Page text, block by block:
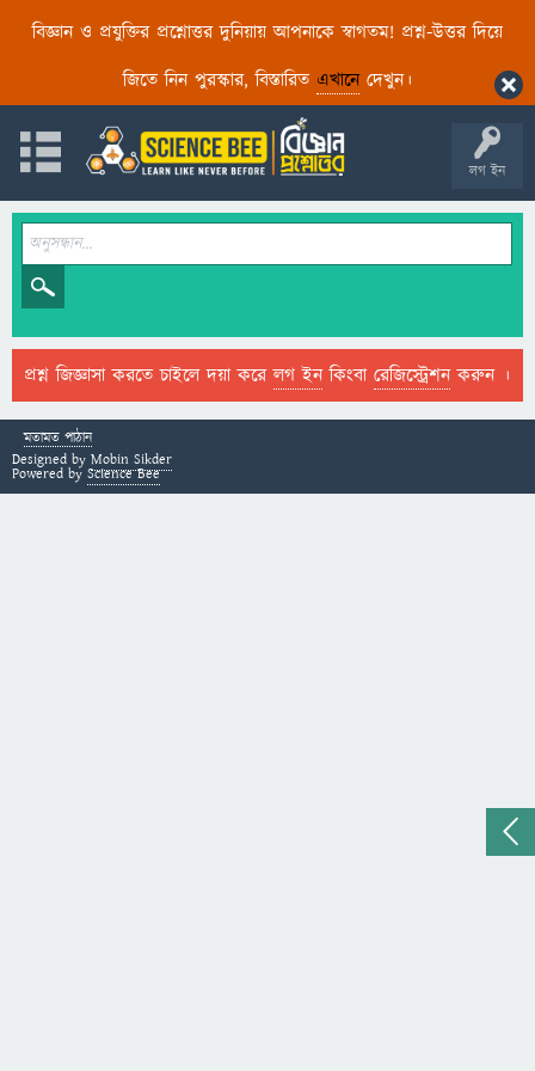
বিজ্ঞান ও প্রযুক্তির প্রশ্নোত্তর দুনিয়ায় আপনাকে স্বাগতম! প্রশ্ন-উত্তর দিয়ে
জিতে নিন পুরস্কার, বিস্তারিত এখানেদেখুন।
লগ ইন
প্রশ্ন জিজ্ঞাসা করতে চাইলে দয়া করেলগ ইনকিংবা রেজিস্ট্রেশনকরুন ।
মতামত পাঠান
Designed by Mobin Sikder
Powered by Science Bee